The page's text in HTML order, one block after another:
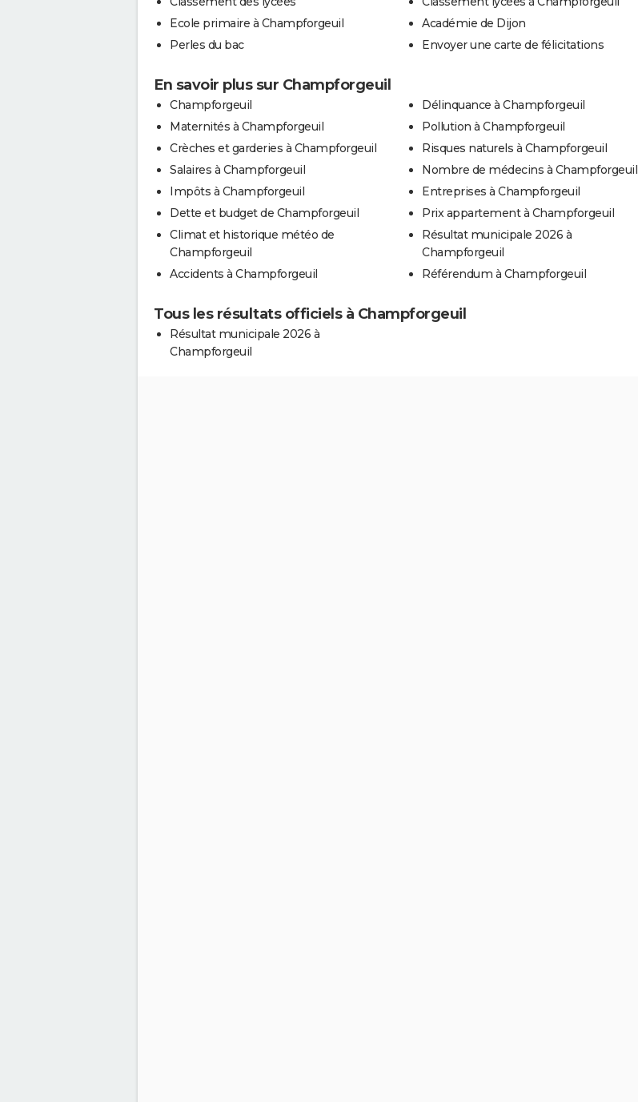
Ecole primaire à Champforgeuil
Perles du bac
Académie de Dijon
Envoyer une carte de félicitations
En savoir plus sur Champforgeuil
Champforgeuil
Maternités à Champforgeuil
Crèches et garderies à Champforgeuil
Salaires à Champforgeuil
Impôts à Champforgeuil
Dette et budget de Champforgeuil
Climat et historique météo de
Champforgeuil
Accidents à Champforgeuil
Délinquance à Champforgeuil
Pollution à Champforgeuil
Risques naturels à Champforgeuil
Nombre de médecins à Champforgeuil
Entreprises à Champforgeuil
Prix appartement à Champforgeuil
Résultat municipale 2026 à
Champforgeuil
Référendum à Champforgeuil
Tous les résultats officiels à Champforgeuil
Résultat municipale 2026 à
Champforgeuil